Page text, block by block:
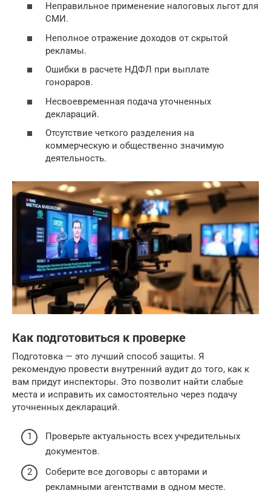
Неправильное применение налоговых льгот для
СМИ.
Неполное отражение доходов от скрытой
рекламы.
Ошибки в расчете НДФЛ при выплате
гонораров.
Несвоевременная подача уточненных
деклараций.
Отсутствие четкого разделения на
коммерческую и общественно значимую
деятельность.
Как подготовиться к проверке
Подготовка — это лучший способ защиты. Я
рекомендую провести внутренний аудит до того, как к
вам придут инспекторы. Это позволит найти слабые
места и исправить их самостоятельно через подачу
уточненных деклараций.
Проверьте актуальность всех учредительных
документов.
Соберите все договоры с авторами и
рекламными агентствами в одном месте.